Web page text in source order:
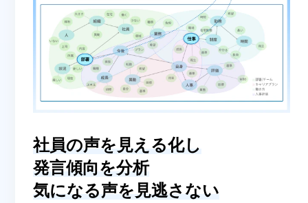
社員の声を見える化し
発言傾向を分析
気になる声を見逃さない